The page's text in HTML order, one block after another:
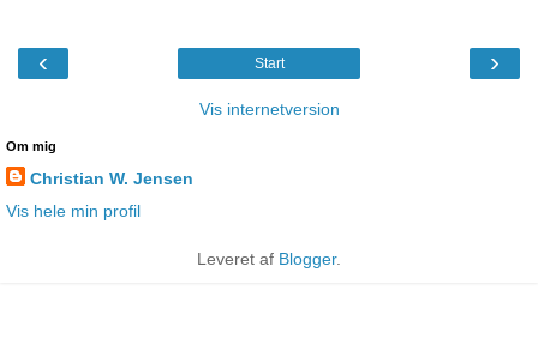
‹ ›
Start
Vis internetversion
Om mig
Christian W. Jensen
Vis hele min profil
Leveret af Blogger.